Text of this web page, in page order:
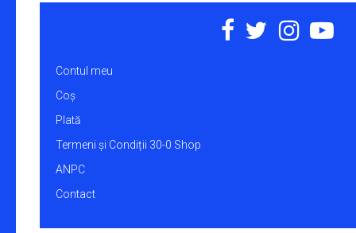
Contul meu
Coș
Plată
Termeni și Condiții 30-0 Shop
ANPC
Contact